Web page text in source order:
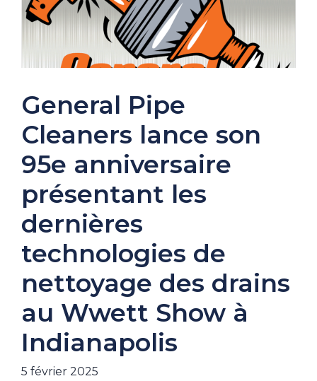
General Pipe
Cleaners lance son
95e anniversaire
présentant les
dernières
technologies de
nettoyage des drains
au Wwett Show à
Indianapolis
5 février 2025